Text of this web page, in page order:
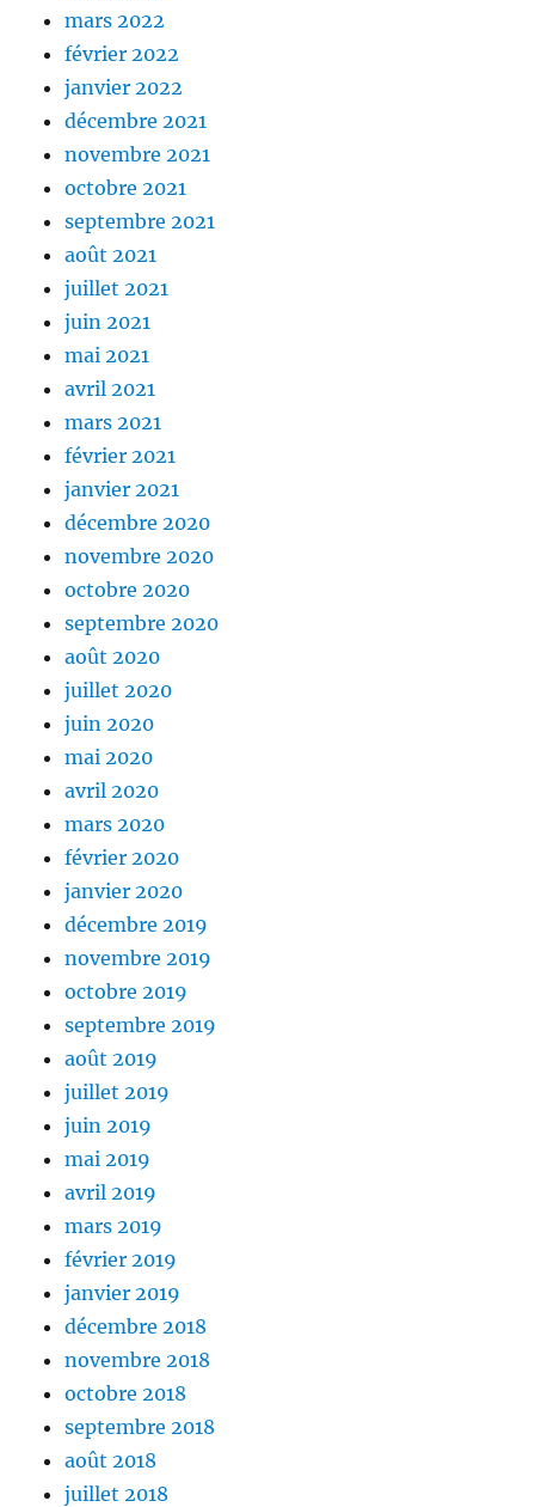
mars 2022
février 2022
janvier 2022
décembre 2021
novembre 2021
octobre 2021
septembre 2021
août 2021
juillet 2021
juin 2021
mai 2021
avril 2021
mars 2021
février 2021
janvier 2021
décembre 2020
novembre 2020
octobre 2020
septembre 2020
août 2020
juillet 2020
juin 2020
mai 2020
avril 2020
mars 2020
février 2020
janvier 2020
décembre 2019
novembre 2019
octobre 2019
septembre 2019
août 2019
juillet 2019
juin 2019
mai 2019
avril 2019
mars 2019
février 2019
janvier 2019
décembre 2018
novembre 2018
octobre 2018
septembre 2018
août 2018
juillet 2018